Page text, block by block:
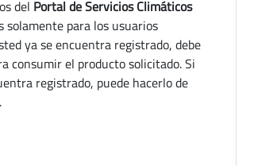
del Portal de Servicios Climáticos
solamente para los usuarios
ya se encuentra registrado, debe
consumir el producto solicitado. Si
registrado, puede hacerlo de